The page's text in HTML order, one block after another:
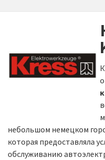
небольшом немецком
которая предоставляла
обслуживанию